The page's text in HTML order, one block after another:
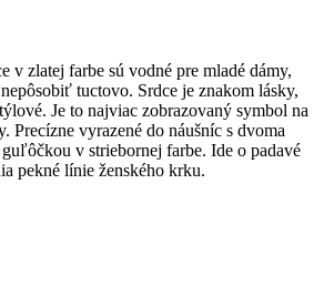
v zlatej farbe sú vodné pre mladé dámy,
tuctovo. Srdce je znakom lásky,
Je to najviac zobrazovaný symbol na
Precízne vyrazené do náušníc s dvoma
v striebornej farbe. Ide o padavé
pekné línie ženského krku.